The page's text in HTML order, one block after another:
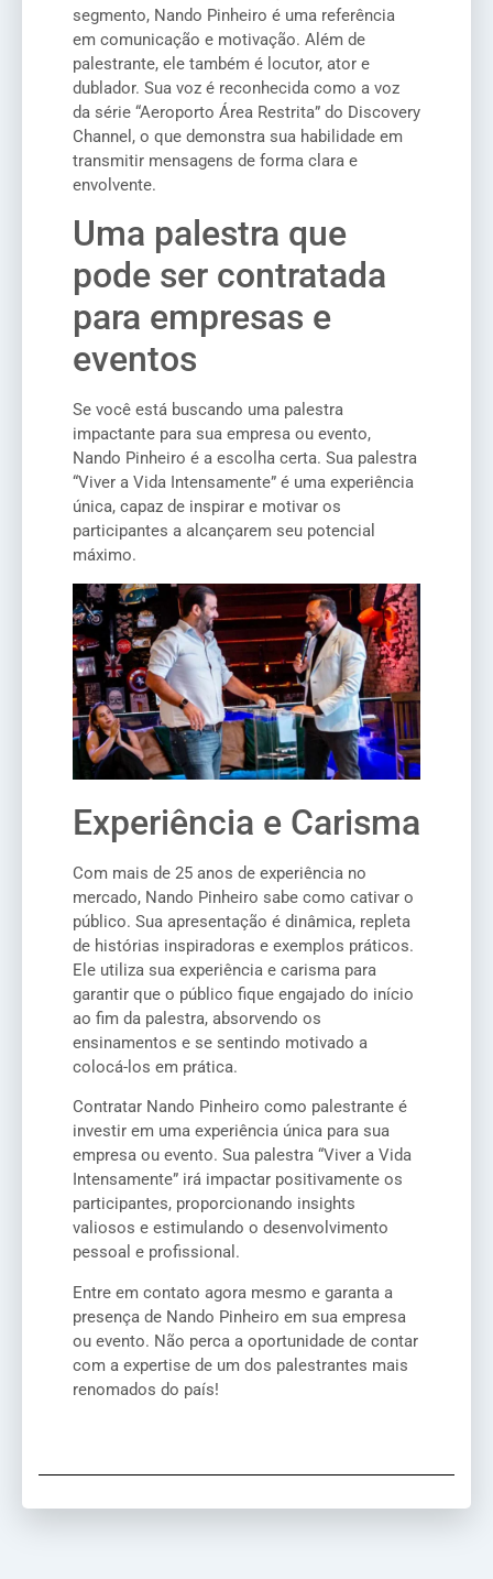
segmento, Nando Pinheiro é uma referência
em comunicação e motivação. Além de
palestrante, ele também é locutor, ator e
dublador. Sua voz é reconhecida como a voz
da série “Aeroporto Área Restrita” do Discovery
Channel, o que demonstra sua habilidade em
transmitir mensagens de forma clara e
envolvente.
Uma palestra que
pode ser contratada
para empresas e
eventos
Se você está buscando uma palestra
impactante para sua empresa ou evento,
Nando Pinheiro é a escolha certa. Sua palestra
“Viver a Vida Intensamente” é uma experiência
única, capaz de inspirar e motivar os
participantes a alcançarem seu potencial
máximo.
Experiência e Carisma
Com mais de 25 anos de experiência no
mercado, Nando Pinheiro sabe como cativar o
público. Sua apresentação é dinâmica, repleta
de histórias inspiradoras e exemplos práticos.
Ele utiliza sua experiência e carisma para
garantir que o público fique engajado do início
ao fim da palestra, absorvendo os
ensinamentos e se sentindo motivado a
colocá-los em prática.
Contratar Nando Pinheiro como palestrante é
investir em uma experiência única para sua
empresa ou evento. Sua palestra “Viver a Vida
Intensamente” irá impactar positivamente os
participantes, proporcionando insights
valiosos e estimulando o desenvolvimento
pessoal e profissional.
Entre em contato agora mesmo e garanta a
presença de Nando Pinheiro em sua empresa
ou evento. Não perca a oportunidade de contar
com a expertise de um dos palestrantes mais
renomados do país!